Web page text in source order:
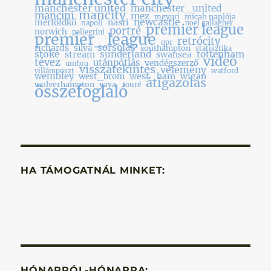
manchester united manchester_united
mancini mancity mez mgyuri micah naplója
mérföldkő napoli nasri newcastle noel gallagher
norwich pellegrini portré premier league
premier_league qpr retrócity
richards silva sorsolás southampton statisztika
stoke stream sunderland swansea tottenham
tévez umbro utánpótlás vendégszerző videó
villámposzt visszatekintés vélemény watford
wembley west_brom west_ham wigan
wolverhampton yaya_touré átigazolás
összefoglaló
HA TÁMOGATNÁL MINKET: